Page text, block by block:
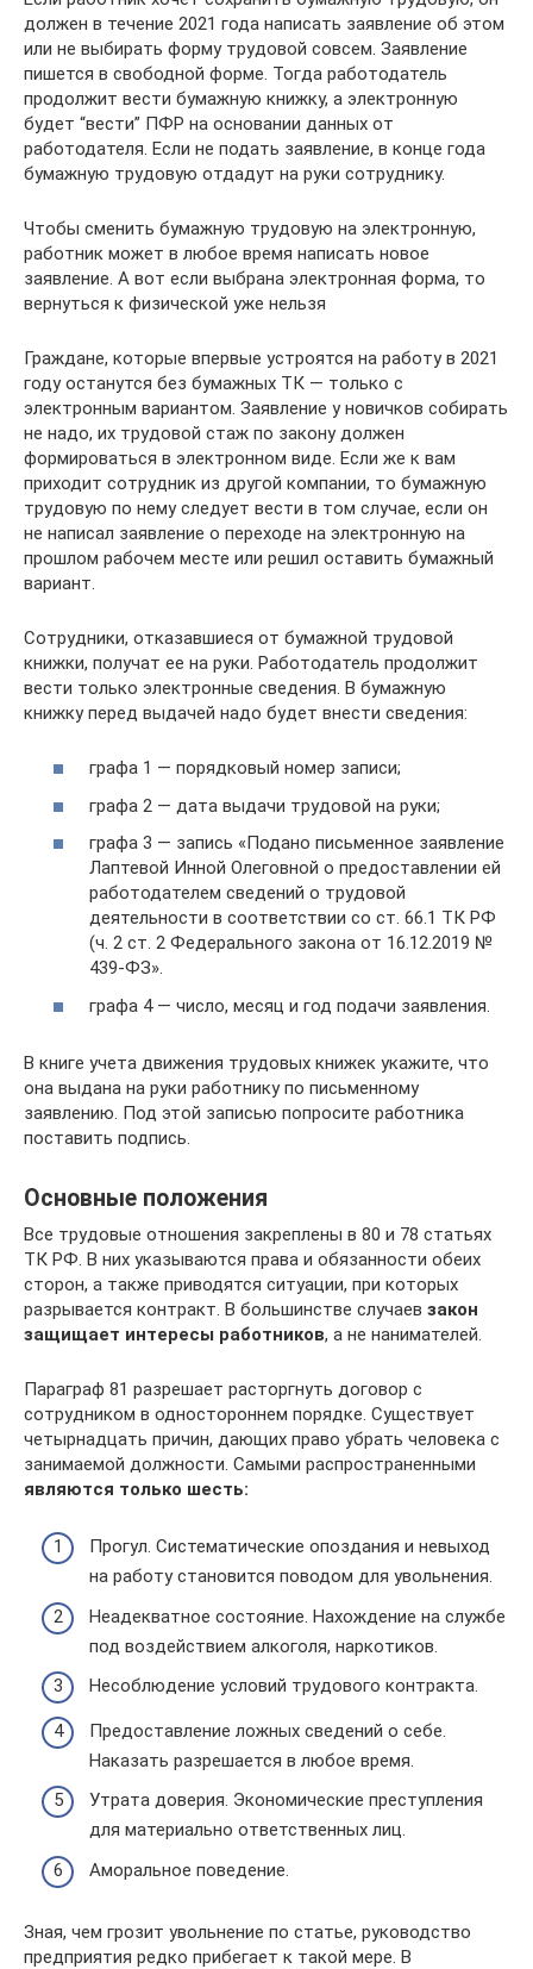
должен в течение 2021 года написать заявление об этом
или не выбирать форму трудовой совсем. Заявление
пишется в свободной форме. Тогда работодатель
продолжит вести бумажную книжку, а электронную
будет “вести” ПФР на основании данных от
работодателя. Если не подать заявление, в конце года
бумажную трудовую отдадут на руки сотруднику.
Чтобы сменить бумажную трудовую на электронную,
работник может в любое время написать новое
заявление. А вот если выбрана электронная форма, то
вернуться к физической уже нельзя
Граждане, которые впервые устроятся на работу в 2021
году останутся без бумажных ТК — только с
электронным вариантом. Заявление у новичков собирать
не надо, их трудовой стаж по закону должен
формироваться в электронном виде. Если же к вам
приходит сотрудник из другой компании, то бумажную
трудовую по нему следует вести в том случае, если он
не написал заявление о переходе на электронную на
прошлом рабочем месте или решил оставить бумажный
вариант.
Сотрудники, отказавшиеся от бумажной трудовой
книжки, получат ее на руки. Работодатель продолжит
вести только электронные сведения. В бумажную
книжку перед выдачей надо будет внести сведения:
графа 1 — порядковый номер записи;
графа 2 — дата выдачи трудовой на руки;
графа 3 — запись «Подано письменное заявление
Лаптевой Инной Олеговной о предоставлении ей
работодателем сведений о трудовой
деятельности в соответствии со ст. 66.1 ТК РФ
(ч. 2 ст. 2 Федерального закона от 16.12.2019 №
439-ФЗ».
графа 4 — число, месяц и год подачи заявления.
В книге учета движения трудовых книжек укажите, что
она выдана на руки работнику по письменному
заявлению. Под этой записью попросите работника
поставить подпись.
Основные положения
Все трудовые отношения закреплены в 80 и 78 статьях
ТК РФ. В них указываются права и обязанности обеих
сторон, а также приводятся ситуации, при которых
разрывается контракт. В большинстве случаев закон
защищает интересы работников, а не нанимателей.
Параграф 81 разрешает расторгнуть договор с
сотрудником в одностороннем порядке. Существует
четырнадцать причин, дающих право убрать человека с
занимаемой должности. Самыми распространенными
являются только шесть:
Прогул. Систематические опоздания и невыход
на работу становится поводом для увольнения.
Неадекватное состояние. Нахождение на службе
под воздействием алкоголя, наркотиков.
Несоблюдение условий трудового контракта.
Предоставление ложных сведений о себе.
Наказать разрешается в любое время.
Утрата доверия. Экономические преступления
для материально ответственных лиц.
Аморальное поведение.
Зная, чем грозит увольнение по статье, руководство
предприятия редко прибегает к такой мере. В